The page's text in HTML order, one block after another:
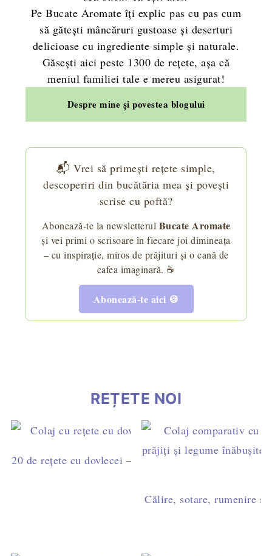
Pe Bucate Aromate îți explic pas cu pas cum
să gătești mâncăruri gustoase și deserturi
delicioase cu ingrediente simple și naturale.
Găsești aici peste 1300 de rețete, așa că
meniul familiei tale e mereu asigurat!
Despre mine și povestea blogului
📬 Vrei să primești rețete simple,
descoperiri din bucătăria mea și povești
scrise cu poftă?
Abonează-te la newsletterul Bucate Aromate
și vei primi o scrisoare în fiecare joi dimineața
– cu inspirație, miros de prăjituri și o cană de
cafea imaginară. ☕
Abonează-te aici 🍪
REȚETE NOI
20 de rețete cu dovlecei – idei simple pentru mic
Călire, sotare, rumenire